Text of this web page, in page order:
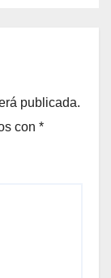
publicada.
con *